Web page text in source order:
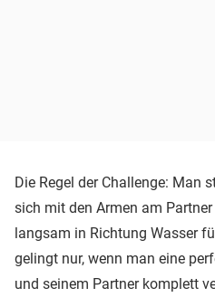
Die Regel der Challenge: Man
sich mit den Armen am
langsam in Richtung Wasser
gelingt nur, wenn man eine
und seinem Partner komplett